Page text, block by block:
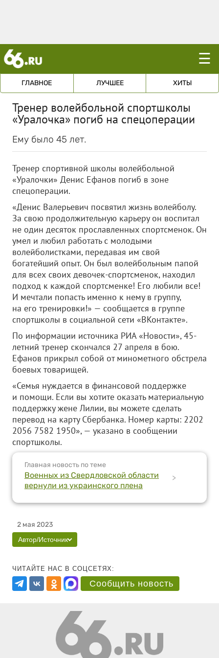
☰
ГЛАВНОЕ ЛУЧШЕЕ ХИТЫ
Тренер волейбольной спортшколы
«Уралочка» погиб на спецоперации
Ему было 45 лет.
Тренер спортивной школы волейбольной
«Уралочки» Денис Ефанов погиб в зоне
спецоперации.
«Денис Валерьевич посвятил жизнь волейболу.
За свою продолжительную карьеру он воспитал
не один десяток прославленных спортсменок. Он
умел и любил работать с молодыми
волейболистками, передавая им свой
богатейший опыт. Он был волейбольным папой
для всех своих девочек-спортсменок, находил
подход к каждой спортсменке! Его любили все!
И мечтали попасть именно к нему в группу,
на его тренировки!» — сообщается в группе
спортшколы в социальной сети «ВКонтакте».
По информации источника РИА «Новости», 45-
летний тренер скончался 27 апреля в бою.
Ефанов прикрыл собой от минометного обстрела
боевых товарищей.
«Семья нуждается в финансовой поддержке
и помощи. Если вы хотите оказать материальную
поддержку жене Лилии, вы можете сделать
перевод на карту Сбербанка. Номер карты: 2202
2056 7582 1950», — указано в сообщении
спортшколы.
Главная новость по теме
Военных из Свердловской области
вернули из украинского плена
>
2 мая 2023
Автор/Источник
ЧИТАЙТЕ НАС В СОЦСЕТЯХ:
Сообщить новость